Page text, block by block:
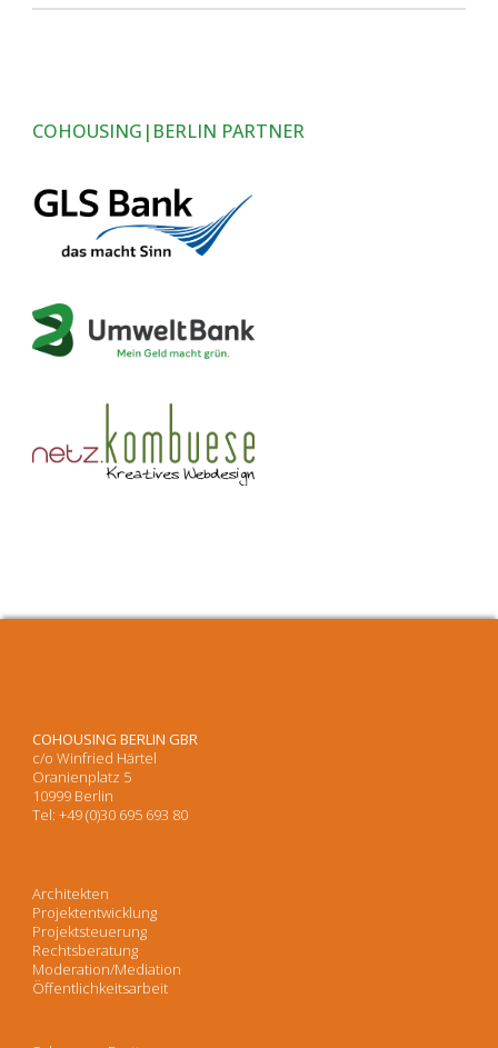
COHOUSING|BERLIN PARTNER
COHOUSING BERLIN GBR
c/o Winfried Härtel
Oranienplatz 5
10999 Berlin
Tel: +49 (0)30 695 693 80
Architekten
Projektentwicklung
Projektsteuerung
Rechtsberatung
Moderation/Mediation
Öffentlichkeitsarbeit